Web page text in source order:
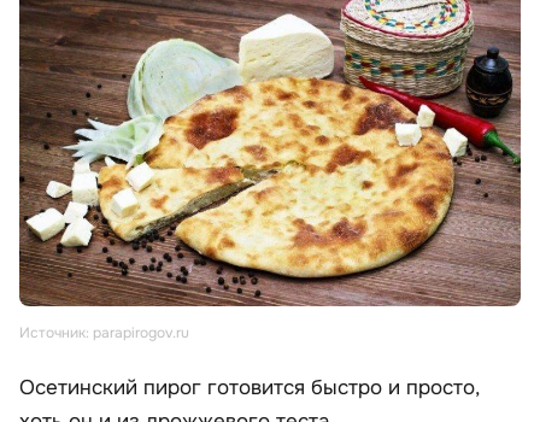
Источник: parapirogov.ru
Осетинский пирог готовится быстро и просто,